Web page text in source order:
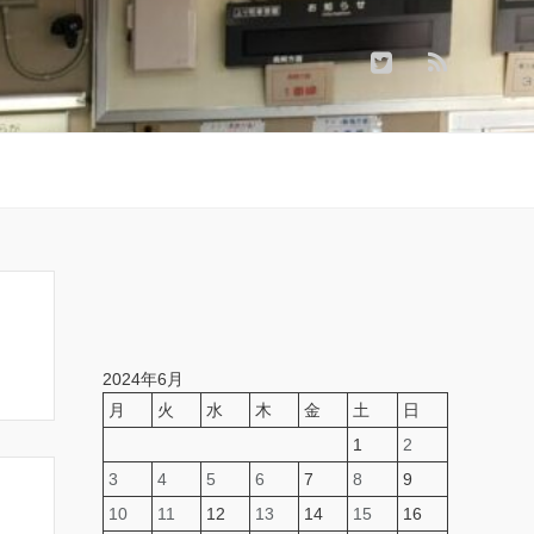
2024年6月
月
火 水 木 金 土
日
1
2
3
4 5 6 7 8
9
10
11 12 13 14 15 16